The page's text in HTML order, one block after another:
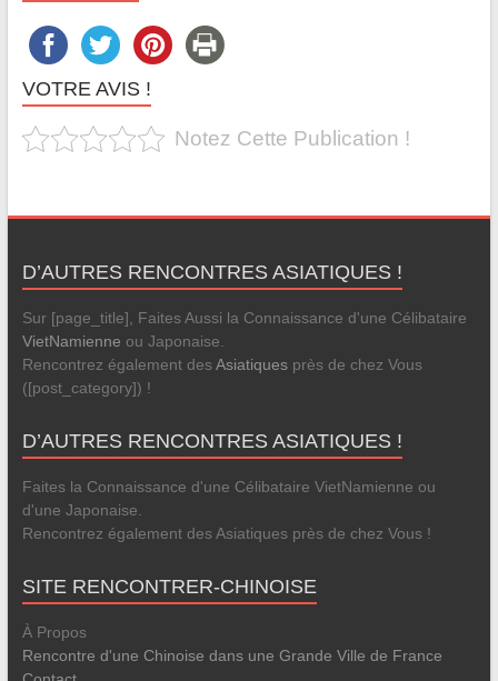
VOTRE AVIS !
Notez Cette Publication !
D’AUTRES RENCONTRES ASIATIQUES !
Sur [page_title], Faites Aussi la Connaissance d'une Célibataire
VietNamienne ou Japonaise.
Rencontrez également desAsiatiquesprès de chez Vous
([post_category]) !
D’AUTRES RENCONTRES ASIATIQUES !
Faites la Connaissance d'une Célibataire VietNamienne ou
d'une Japonaise.
Rencontrez également des Asiatiques près de chez Vous !
SITE RENCONTRER-CHINOISE
À Propos
Rencontre d'une Chinoise dans une Grande Ville de France